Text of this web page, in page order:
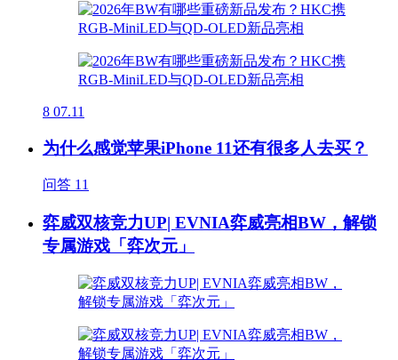
8 07.11
为什么感觉苹果iPhone 11还有很多人去买？
问答 11
弈威双核竞力UP| EVNIA弈威亮相BW，解锁
专属游戏「弈次元」